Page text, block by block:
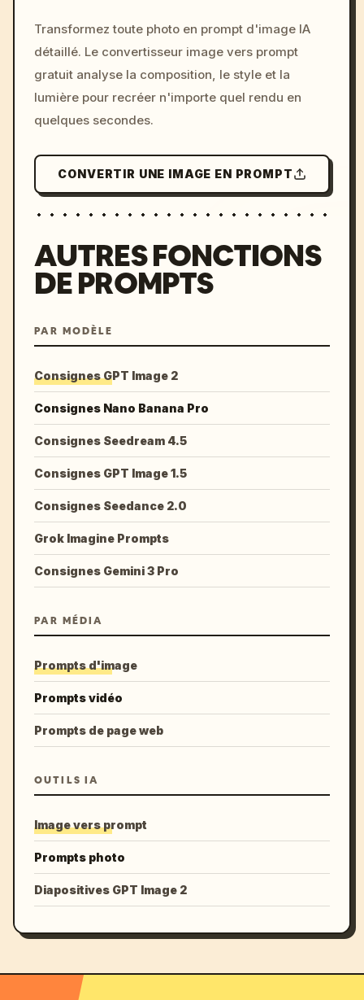
c, cyberpunk sunset, neon
colors, 8k --v 6.0
Transformez toute photo en prompt d'image IA
détaillé. Le convertisseur image vers prompt
gratuit analyse la composition, le style et la
lumière pour recréer n'importe quel rendu en
quelques secondes.
CONVERTIR UNE IMAGE EN PROMPT
AUTRES FONCTIONS
DE PROMPTS
PAR MODÈLE
Consignes GPT Image 2
Consignes Nano Banana Pro
Consignes Seedream 4.5
Consignes GPT Image 1.5
Consignes Seedance 2.0
Grok Imagine Prompts
Consignes Gemini 3 Pro
PAR MÉDIA
Prompts d'image
Prompts vidéo
Prompts de page web
OUTILS IA
Image vers prompt
Prompts photo
Diapositives GPT Image 2